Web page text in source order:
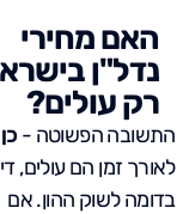
האם מחירי
נדל"ן
רק עולים?
התשובה הפשוטה - כן
לאורך זמן הם עולים, די
בדומה לשוק ההון. אם